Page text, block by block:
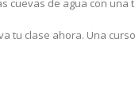
tu clase ahora. Una